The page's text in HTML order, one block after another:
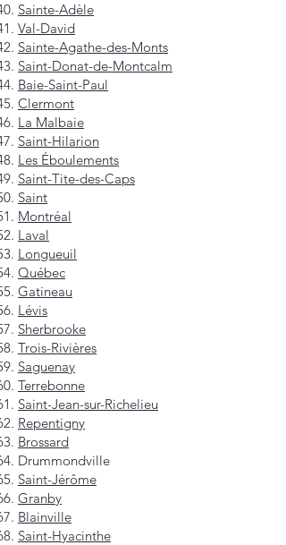
Sainte-Adèle
Val-David
Sainte-Agathe-des-Monts
Saint-Donat-de-Montcalm
Baie-Saint-Paul
Clermont
La Malbaie
Saint-Hilarion
Les Éboulements
Saint-Tite-des-Caps
Saint
Montréal
Laval
Longueuil
Québec
Gatineau
Lévis
Sherbrooke
Trois-Rivières
Saguenay
Terrebonne
Saint-Jean-sur-Richelieu
Repentigny
Brossard
Drummondville
Saint-Jérôme
Granby
Blainville
Saint-Hyacinthe